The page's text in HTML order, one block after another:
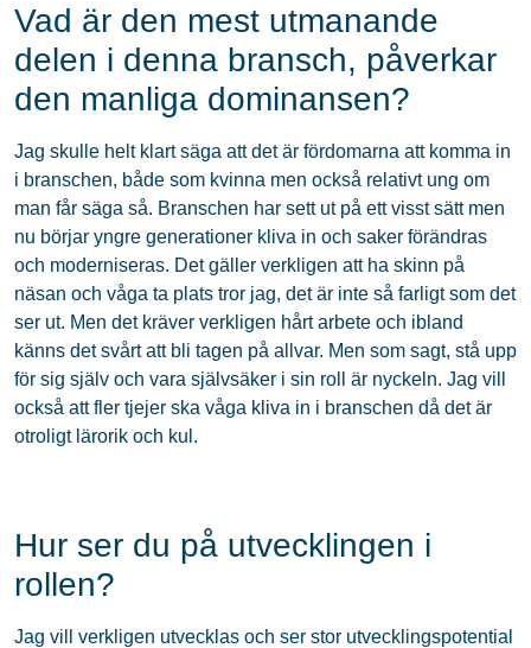
Vad är den mest utmanande
delen i denna bransch, påverkar
den manliga dominansen?
Jag skulle helt klart säga att det är fördomarna att komma in
i branschen, både som kvinna men också relativt ung om
man får säga så. Branschen har sett ut på ett visst sätt men
nu börjar yngre generationer kliva in och saker förändras
och moderniseras. Det gäller verkligen att ha skinn på
näsan och våga ta plats tror jag, det är inte så farligt som det
ser ut. Men det kräver verkligen hårt arbete och ibland
känns det svårt att bli tagen på allvar. Men som sagt, stå upp
för sig själv och vara självsäker i sin roll är nyckeln. Jag vill
också att fler tjejer ska våga kliva in i branschen då det är
otroligt lärorik och kul.
Hur ser du på utvecklingen i
rollen?
Jag vill verkligen utvecklas och ser stor utvecklingspotential